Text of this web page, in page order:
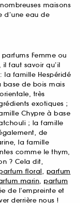
maisons
d’une eau de
Femme ou
il faut savoir qu’il
la famille Hespéridé
base de bois mais
très
exotiques ;
Chypre à base
; la famille
de
la famille
comme le thym,
? Cela dit,
floral, parfum
marin, parfum
de l’empreinte et
derrière nous !